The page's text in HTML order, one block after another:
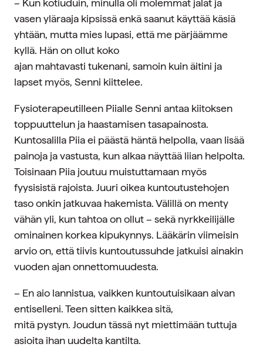
– Kun kotiuduin, minulla oli molemmat jalat ja
vasen yläraaja kipsissä enkä saanut käyttää käsiä
yhtään, mutta mies lupasi, että me pärjäämme
kyllä. Hän on ollut koko
ajan mahtavasti tukenani, samoin kuin äitini ja
lapset myös, Senni kiittelee.
Fysioterapeutilleen Piialle Senni antaa kiitoksen
toppuuttelun ja haastamisen tasapainosta.
Kuntosalilla Piia ei päästä häntä helpolla, vaan lisää
painoja ja vastusta, kun alkaa näyttää liian helpolta.
Toisinaan Piia joutuu muistuttamaan myös
fyysisistä rajoista. Juuri oikea kuntoutustehojen
taso onkin jatkuvaa hakemista. Välillä on menty
vähän yli, kun tahtoa on ollut – sekä nyrkkeilijälle
ominainen korkea kipukynnys. Lääkärin viimeisin
arvio on, että tiivis kuntoutussuhde jatkuisi ainakin
vuoden ajan onnettomuudesta.
– En aio lannistua, vaikken kuntoutuisikaan aivan
entiselleni. Teen sitten kaikkea sitä,
mitä pystyn. Joudun tässä nyt miettimään tuttuja
asioita ihan uudelta kantilta.